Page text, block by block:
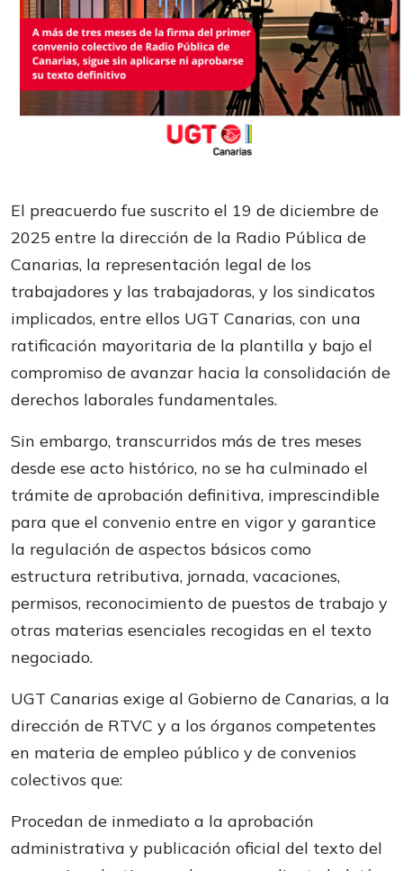
El preacuerdo fue suscrito el 19 de diciembre de
2025 entre la dirección de la Radio Pública de
Canarias, la representación legal de los
trabajadores y las trabajadoras, y los sindicatos
implicados, entre ellos UGT Canarias, con una
ratificación mayoritaria de la plantilla y bajo el
compromiso de avanzar hacia la consolidación de
derechos laborales fundamentales.
Sin embargo, transcurridos más de tres meses
desde ese acto histórico, no se ha culminado el
trámite de aprobación definitiva, imprescindible
para que el convenio entre en vigor y garantice
la regulación de aspectos básicos como
estructura retributiva, jornada, vacaciones,
permisos, reconocimiento de puestos de trabajo y
otras materias esenciales recogidas en el texto
negociado.
UGT Canarias exige al Gobierno de Canarias, a la
dirección de RTVC y a los órganos competentes
en materia de empleo público y de convenios
colectivos que:
Procedan de inmediato a la aprobación
administrativa y publicación oficial del texto del